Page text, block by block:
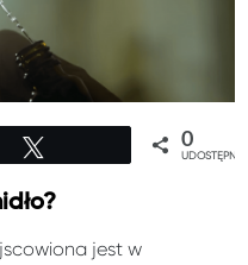
0
jest w